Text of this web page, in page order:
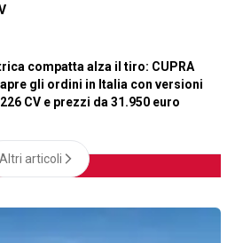
compatta alza il tiro: CUPRA
apre gli ordini in Italia con versioni
CV e prezzi da 31.950 euro
Altri articoli